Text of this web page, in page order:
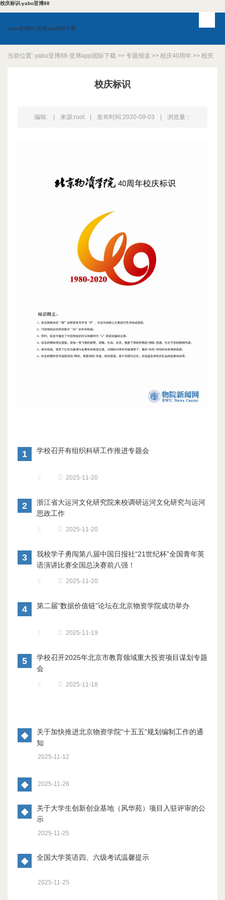
校庆标识-yabo亚博88
yabo亚博88-亚博app国际下载
当前位置: yabo亚博88-亚博app国际下载 >> 专题报道 >> 校庆40周年 >> 校庆
校庆标识
编辑: 来源:root 发布时间:2020-09-03 浏览量：
1 学校召开有组织科研工作推进专题会
2025-11-20
2
浙江省大运河文化研究院来校调研运河文化研究与运河
思政工作
2025-11-20
3
我校学子勇闯第八届中国日报社“21世纪杯”全国青年英
语演讲比赛全国总决赛前八强！
2025-11-20
4 第二届“数据价值链”论坛在北京物资学院成功举办
2025-11-19
5
学校召开2025年北京市教育领域重大投资项目谋划专题
会
2025-11-18
◆
关于加快推进北京物资学院“十五五”规划编制工作的通
知
2025-11-12
◆ 2025-11-26
◆
关于大学生创新创业基地（风华苑）项目入驻评审的公
示
2025-11-25
◆ 全国大学英语四、六级考试温馨提示
2025-11-25